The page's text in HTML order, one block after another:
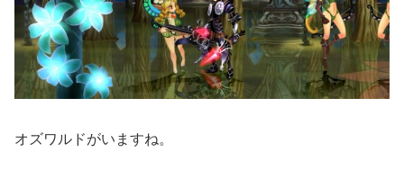
オズワルドがいますね。